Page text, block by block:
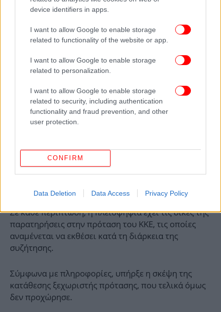
device identifiers in apps.
I want to allow Google to enable storage
related to functionality of the website or app.
I want to allow Google to enable storage
related to personalization.
I want to allow Google to enable storage
related to security, including authentication
functionality and fraud prevention, and other
user protection.
CONFIRM
Data Deletion Data Access Privacy Policy
Σε κάθε περίπτωση, η πλειοψηφία έχει τις δικές της
παρατηρήσεις στην πρόταση του ΚΚΕ, τις οποίες
αναμένεται να εκθέσει κατά τη διάρκεια της
συζήτησης.
Σύμφωνα με πληροφορίες, υπήρξε η σκέψη της
κατάθεσης ξεχωριστής πρότασης, που τελικά όμως
δεν προχώρησε.